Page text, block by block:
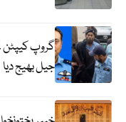
گروپ
جیل بھیج دیا